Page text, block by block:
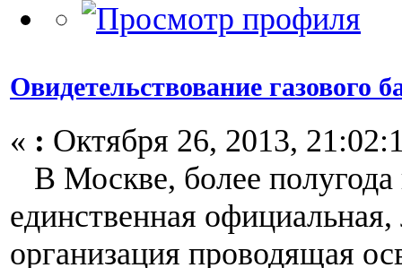
Овидетельствование газового
« : Октября 26, 2013,
В Москве, более полугода
единственная
организация проводящая